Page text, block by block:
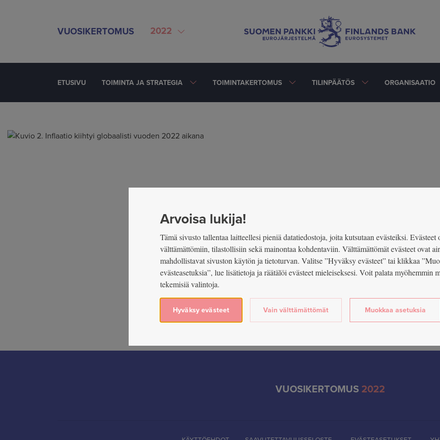
VUOSIKERTOMUS 2022
ETUSIVU TOIMINTA JA STRATEGIA TOIMINTAKERTOMUS TILINPÄÄTÖS ORGANISAATIO
Jaettu
VUOSIKERTOMUS 2022
Arvoisa lukija!
Tämä sivusto tallentaa laitteellesi pieniä datatiedostoja, joita kutsutaan evästeiksi. Evästeet
välttämättömiin, tilastollisiin sekä mainontaa kohdentaviin. Välttämättömät evästeet ovat
mahdollistavat sivuston käytön ja tietoturvan. Valitse ”Hyväksy evästeet” tai klikkaa
evästeasetuksia”, lue lisätietoja ja räätälöi evästeet mieleiseksesi. Voit palata myöhemmin
tekemisiä valintoja.
Hyväksy evästeet Vain välttämättömät Muokkaa asetuksia